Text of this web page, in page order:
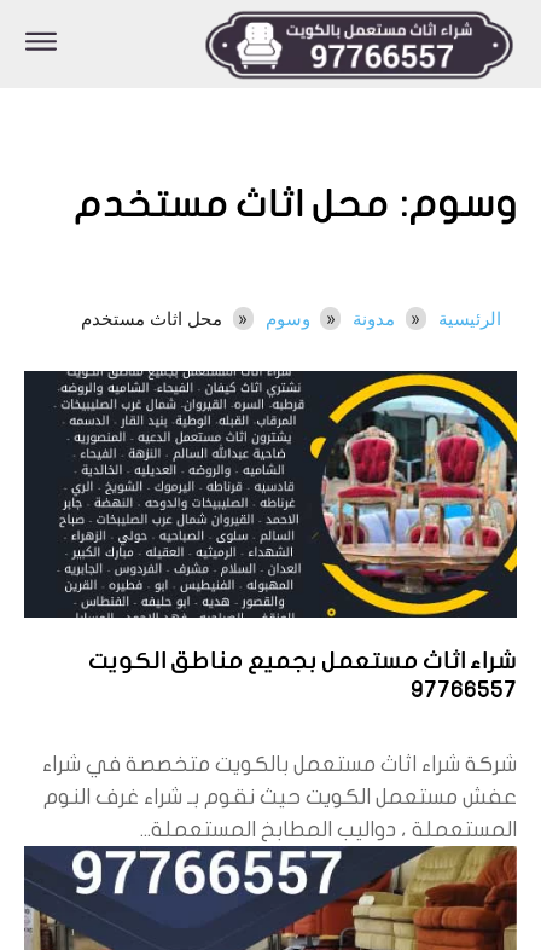
وسوم: محل اثاث مستخدم
الرئيسية مدونة وسوم محل اثاث مستخدم
شراء اثاث مستعمل بجميع مناطق الكويت
97766557
شركة شراء اثاث مستعمل بالكويت متخصصة في شراء
عفش مستعمل الكويت حيث نقوم بـ شراء غرف النوم
المستعملة ، دواليب المطابخ المستعملة...